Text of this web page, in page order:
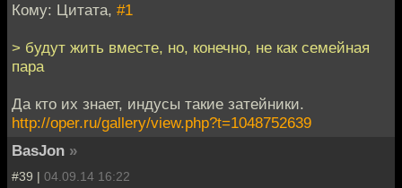
Кому: Цитата, #1
> будут жить вместе, но, конечно, не как семейная
пара
Да кто их знает, индусы такие затейники.
http://oper.ru/gallery/view.php?t=1048752639
BasJon »
#39 | 04.09.14 16:22